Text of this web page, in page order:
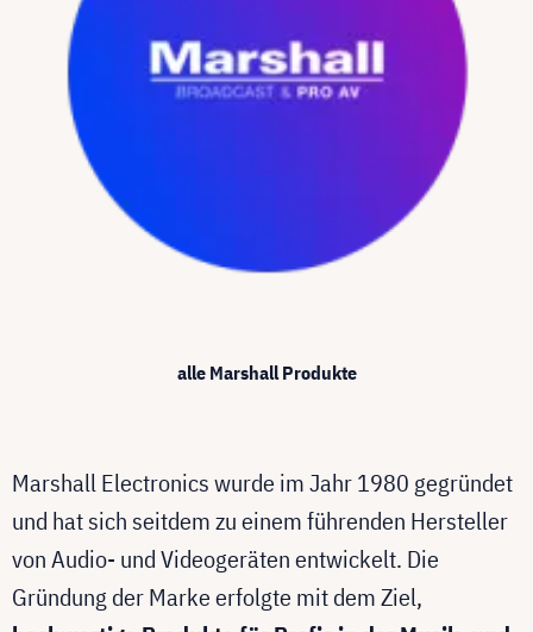
alle Marshall Produkte
Marshall Electronics wurde im Jahr 1980 gegründet
und hat sich seitdem zu einem führenden Hersteller
von Audio- und Videogeräten entwickelt. Die
Gründung der Marke erfolgte mit dem Ziel,